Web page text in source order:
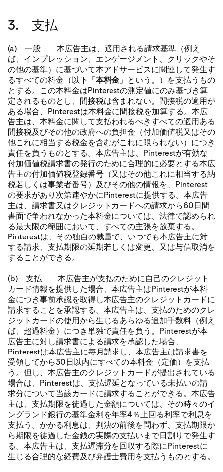
3. 支払
(a) 一般 本広告主は、適用される請求基準（例え
ば、インプレッション、エンゲージメント、クリックやそ
の他の基準）に基づいて本アドサービスに関連して発生す
るすべての料金（以下「本料金 」という。）を支払うもの
とする。この本料金はPinterestの測定値にのみ基づき算
定されるものとし、間接税は含まれない。間接税の適用が
ある場合、Pinterestは本料金に間接税を加算する。本広
告主は、本料金に関して支払われるべきすべての適用ある
間接税及びその他の政府への負担金（付加価値税又はその
他これに相当する税金を含むがこれに限られない）につき
責任を負うものとする。本広告主は、Pinterestが有効な
付加価値税請求書の発行のために合理的に必要とする本広
告主の付加価値税登録番号（又はその他これに相当する納
税若しくは事業者番号）及びその他の情報を、Pinterest
の要求があり次第速やかにPinterestに提供する。本広告
主は、請求書又はクレジットカードへの請求から60日間
書面で争われなかった本料金については、法律で認められ
る最大限の範囲において、すべての主張を放棄する。
Pinterestは、その独自の裁量で、いつでも本広告主に対
する請求、支払期限の延期若しくは変更、又は与信取消を
することができる。
(b) 支払 本広告主が支払のために自己のクレジット
カード情報を提供した場合、本広告主はPinterestが本料
金につき事前承認を取得し本広告主のクレジットカードに
請求することを承認する。本広告主は、支払のためのクレ
ジットカードの使用から生じるあらゆる追加手数料（例え
ば、超過料金）につき単独で責任を負う。Pinterestが本
広告主に対し請求書による請求を承認した場合、
Pinterestは本広告主に毎月請求し、本広告主は請求書を
受領してから30日以内にすべての本料金（定価）を支払
う。但し、本広告主のクレジットカードが提出されている
場合は、Pinterestは、支払遅延となっている未払いの請
求分について当該カードに請求することができる。本広告
主は、支払期限を徒過した金額については、その時々のイ
ングランド銀行の基準金利を年率4％上回る利率で利息を
支払う。かかる利息は、判決の前後を問わず、支払期限か
ら期限を徒過した金銭の実際の支払いまで日割りで発生す
る。本広告主は、支払遅滞分を回収する際にPinterestに
生じる合理的な経費及び弁護士費用を支払うものとする。